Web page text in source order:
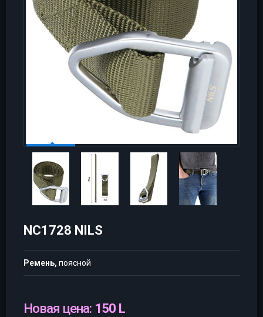
NC1728 NILS
Ремень, поясной
Новая цена: 150 L